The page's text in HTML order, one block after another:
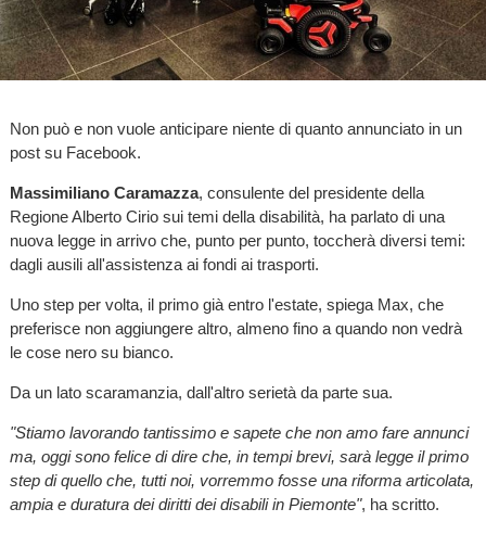
Non può e non vuole anticipare niente di quanto annunciato in un
post su Facebook.
Massimiliano Caramazza, consulente del presidente della
Regione Alberto Cirio sui temi della disabilità, ha parlato di una
nuova legge in arrivo che, punto per punto, toccherà diversi temi:
dagli ausili all'assistenza ai fondi ai trasporti.
Uno step per volta, il primo già entro l'estate, spiega Max, che
preferisce non aggiungere altro, almeno fino a quando non vedrà
le cose nero su bianco.
Da un lato scaramanzia, dall'altro serietà da parte sua.
"Stiamo lavorando tantissimo e sapete che non amo fare annunci
ma, oggi sono felice di dire che, in tempi brevi, sarà legge il primo
step di quello che, tutti noi, vorremmo fosse una riforma articolata,
ampia e duratura dei diritti dei disabili in Piemonte", ha scritto.